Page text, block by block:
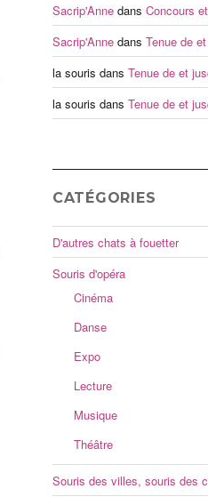
Sacrip'Annedans Concours
Sacrip'Annedans Tenue de
la souris dans Tenue de et
la souris dans Tenue de et
CATÉGORIES
D'autres chats à fouetter
Souris d'opéra
Cinéma
Danse
Expo
Lecture
Musique
Théâtre
Souris des villes, souris des